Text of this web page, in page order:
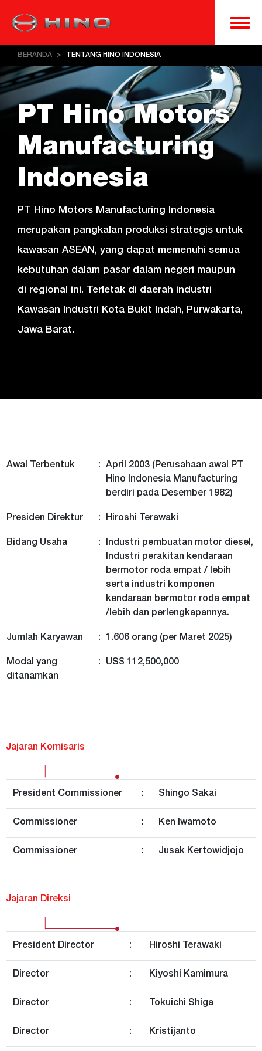
BERANDA > TENTANG HINO INDONESIA
PT Hino Motors
Manufacturing
Indonesia
PT Hino Motors Manufacturing Indonesia
merupakan pangkalan produksi strategis untuk
kawasan ASEAN, yang dapat memenuhi semua
kebutuhan dalam pasar dalam negeri maupun
di regional ini. Terletak di daerah industri
Kawasan Industri Kota Bukit Indah, Purwakarta,
Jawa Barat.
Awal Terbentuk :
April 2003 (Perusahaan awal PT
Hino Indonesia Manufacturing
berdiri pada Desember 1982)
Presiden Direktur : Hiroshi Terawaki
Bidang Usaha :
Industri pembuatan motor diesel,
Industri perakitan kendaraan
bermotor roda empat / lebih
serta industri komponen
kendaraan bermotor roda empat
/lebih dan perlengkapannya.
Jumlah Karyawan : 1.606 orang (per Maret 2025)
Modal yang
ditanamkan
: US$ 112,500,000
Jajaran Komisaris
President Commissioner : Shingo Sakai
Commissioner : Ken Iwamoto
Commissioner : Jusak Kertowidjojo
Jajaran Direksi
President Director : Hiroshi Terawaki
Director : Kiyoshi Kamimura
Director : Tokuichi Shiga
Director : Kristijanto